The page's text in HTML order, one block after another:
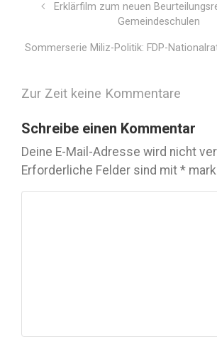
Erklärfilm zum neuen
Gemeindeschulen
Sommerserie Miliz-Politik: FDP-
Zur Zeit keine Kommentare
Schreibe einen Kommentar
Deine E-Mail-Adresse wird nicht
Erforderliche Felder sind mit *